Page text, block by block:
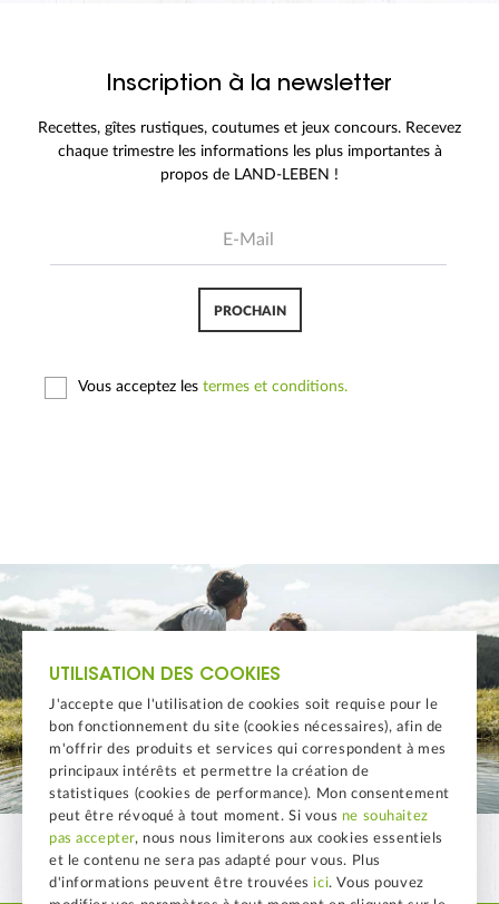
Inscription à la newsletter
Recettes, gîtes rustiques, coutumes et jeux concours. Recevez
chaque trimestre les informations les plus importantes à
propos de LAND-LEBEN !
PROCHAIN
Vous acceptez les termes et conditions.
UTILISATION DES COOKIES
J'accepte que l'utilisation de cookies soit requise pour le
bon fonctionnement du site (cookies nécessaires), afin de
m'offrir des produits et services qui correspondent à mes
principaux intérêts et permettre la création de
statistiques (cookies de performance). Mon consentement
peut être révoqué à tout moment. Si vous ne souhaitez
pas accepter, nous nous limiterons aux cookies essentiels
et le contenu ne sera pas adapté pour vous. Plus
d'informations peuvent être trouvéesici. Vous pouvez